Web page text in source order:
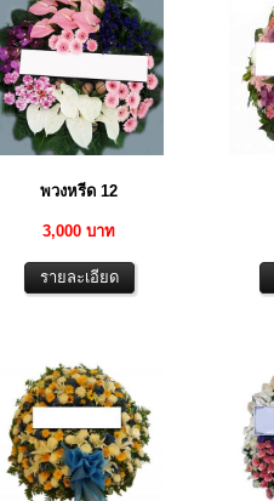
พวงหรีด 12
3,000 บาท